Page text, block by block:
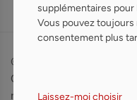
© 2026 The King
Of PDF. Tous droits
réservés.
supplémentaires pour
Vous pouvez
consentement plus
Laissez-moi choisir